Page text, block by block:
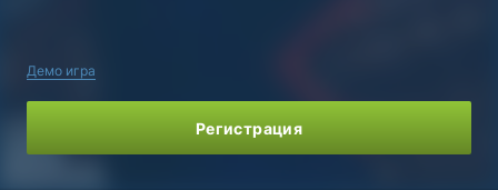
Демо игра
Регистрация